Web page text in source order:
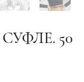
СУФЛЕ. 50